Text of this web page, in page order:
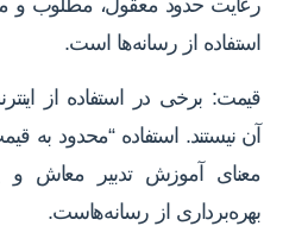
استفاده از رسانه‌ها است.
قیمت: برخی در استفاده از
آن نیستند. استفاده “محدود به
معنای آموزش تدبیر معاش و
بهره‌برداری از رسانه‌هاست.